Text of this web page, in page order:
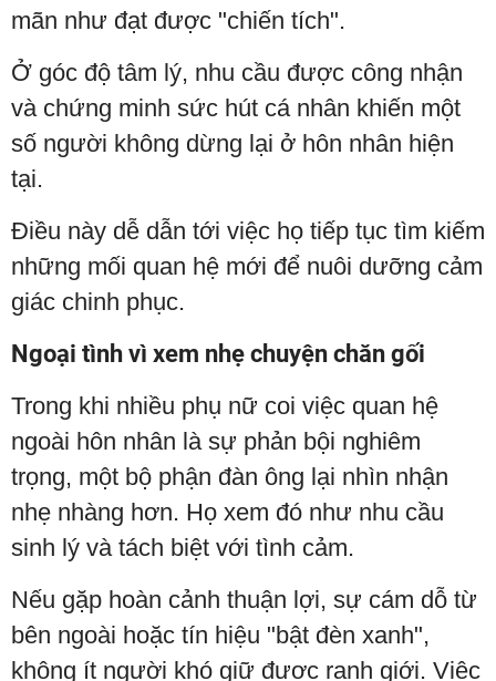
mãn như đạt được "chiến tích".
Ở góc độ tâm lý, nhu cầu được công nhận
và chứng minh sức hút cá nhân khiến một
số người không dừng lại ở hôn nhân hiện
tại.
Điều này dễ dẫn tới việc họ tiếp tục tìm kiếm
những mối quan hệ mới để nuôi dưỡng cảm
giác chinh phục.
Ngoại tình vì xem nhẹ chuyện chăn gối
Trong khi nhiều phụ nữ coi việc quan hệ
ngoài hôn nhân là sự phản bội nghiêm
trọng, một bộ phận đàn ông lại nhìn nhận
nhẹ nhàng hơn. Họ xem đó như nhu cầu
sinh lý và tách biệt với tình cảm.
Nếu gặp hoàn cảnh thuận lợi, sự cám dỗ từ
bên ngoài hoặc tín hiệu "bật đèn xanh",
không ít người khó giữ được ranh giới. Việc